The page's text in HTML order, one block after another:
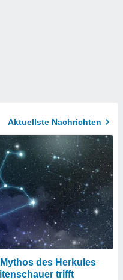
Aktuellste Nachrichten
des Herkules
trifft